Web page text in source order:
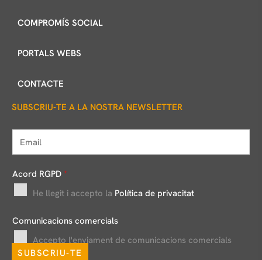
COMPROMÍS SOCIAL
PORTALS WEBS
CONTACTE
SUBSCRIU-TE A LA NOSTRA NEWSLETTER
m
a
*
Acord RGPD *
He llegit i accepto la Política de privacitat
Comunicacions comercials
Accepto l'enviament de comunicacions comercials
SUBSCRIU-TE